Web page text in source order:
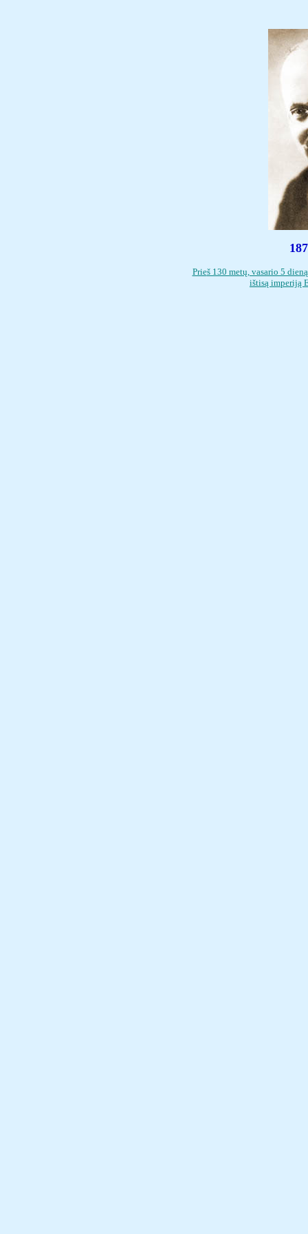
Prieš 130 metų, vasario 5
ištisą imperiją